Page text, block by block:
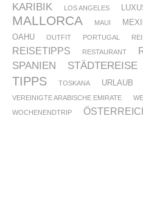
KARIBIK LOS ANGELES
MALLORCA MAUI
OAHU OUTFIT PORTUGAL
REISETIPPS RESTAURANT
SPANIEN STÄDTEREISE
TIPPS TOSKANA URLAUB
VEREINIGTE ARABISCHE EMIRATE
WOCHENENDTRIP